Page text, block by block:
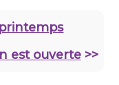
est ouverte>>